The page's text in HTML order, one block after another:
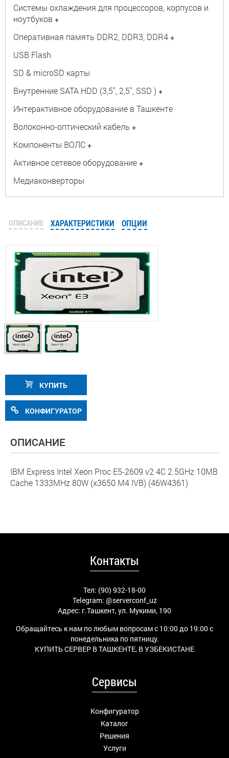
Системы охлаждения для процессоров, корпусов и
ноутбуков +
Оперативная память DDR2, DDR3, DDR4 +
USB Flash
SD & microSD карты
Внутренние SATA HDD (3,5", 2,5", SSD ) +
Интерактивное оборудование в Ташкенте
Волоконно-оптический кабель +
Компоненты ВОЛС +
Активное сетевое оборудование +
Медиаконверторы
ОПИСАНИЕ ХАРАКТЕРИСТИКИ ОПЦИИ
КУПИТЬ
КОНФИГУРАТОР
ОПИСАНИЕ
IBM Express Intel Xeon Proc E5-2609 v2 4C 2.5GHz 10MB
Cache 1333MHz 80W (x3650 M4 IVB) (46W4361)
Контакты
Тел: (90) 932-18-00
Telegram: @serverconf_uz
Адрес: г.Ташкент, ул. Мукими, 190
Обращайтесь к нам по любым вопросам с 10:00 до 19:00 с
понедельника по пятницу.
КУПИТЬ СЕРВЕР В ТАШКЕНТЕ, В УЗБЕКИСТАНЕ
Сервисы
Конфигуратор
Каталог
Решения
Услуги